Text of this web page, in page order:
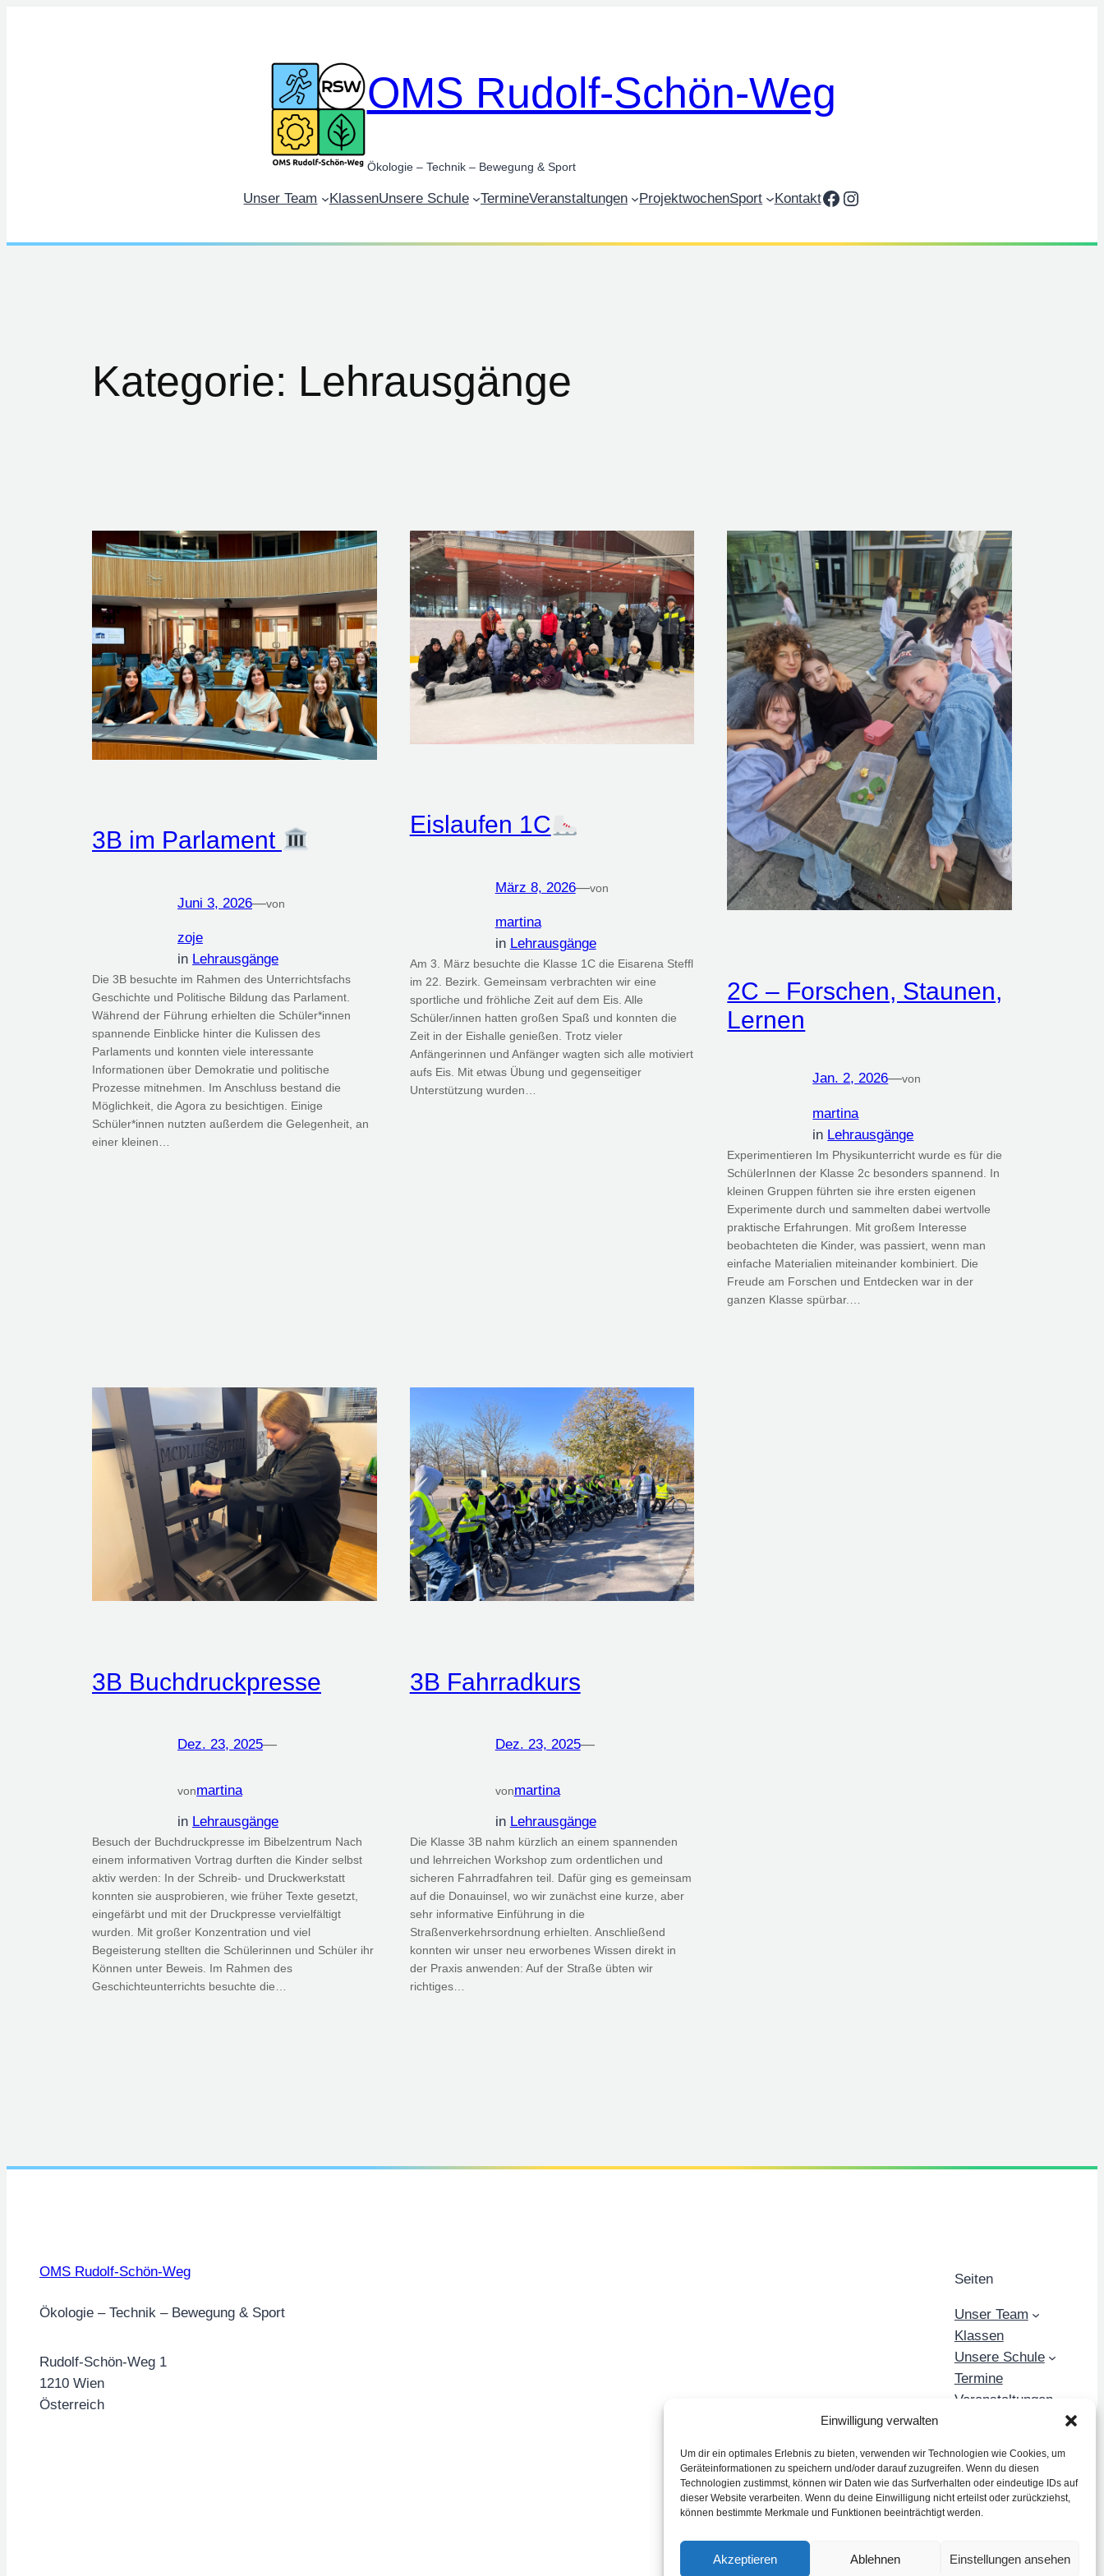
Einwilligung verwalten
Um dir ein optimales Erlebnis zu bieten, verwenden wir Technologien wie Cookies, um
Geräteinformationen zu speichern und/oder darauf zuzugreifen. Wenn du diesen
Technologien zustimmst, können wir Daten wie das Surfverhalten oder eindeutige IDs auf
dieser Website verarbeiten. Wenn du deine Einwilligung nicht erteilst oder zurückziehst,
können bestimmte Merkmale und Funktionen beeinträchtigt werden.
Akzeptieren Ablehnen Einstellungen ansehen
OMS Rudolf-Schön-Weg
Ökologie – Technik – Bewegung & Sport
Unser Team KlassenUnsere Schule TermineVeranstaltungen ProjektwochenSport KontaktFacebook
Instagram
Kategorie: Lehrausgänge
3B im Parlament
Juni 3, 2026—von
zoje
in Lehrausgänge
Die 3B besuchte im Rahmen des Unterrichtsfachs
Geschichte und Politische Bildung das Parlament.
Während der Führung erhielten die Schüler*innen
spannende Einblicke hinter die Kulissen des
Parlaments und konnten viele interessante
Informationen über Demokratie und politische
Prozesse mitnehmen. Im Anschluss bestand die
Möglichkeit, die Agora zu besichtigen. Einige
Schüler*innen nutzten außerdem die Gelegenheit, an
einer kleinen…
Eislaufen 1C
März 8, 2026—von
martina
in Lehrausgänge
Am 3. März besuchte die Klasse 1C die Eisarena Steffl
im 22. Bezirk. Gemeinsam verbrachten wir eine
sportliche und fröhliche Zeit auf dem Eis. Alle
Schüler/innen hatten großen Spaß und konnten die
Zeit in der Eishalle genießen. Trotz vieler
Anfängerinnen und Anfänger wagten sich alle motiviert
aufs Eis. Mit etwas Übung und gegenseitiger
Unterstützung wurden…
2C – Forschen, Staunen,
Lernen
Jan. 2, 2026—von
martina
in Lehrausgänge
Experimentieren Im Physikunterricht wurde es für die
SchülerInnen der Klasse 2c besonders spannend. In
kleinen Gruppen führten sie ihre ersten eigenen
Experimente durch und sammelten dabei wertvolle
praktische Erfahrungen. Mit großem Interesse
beobachteten die Kinder, was passiert, wenn man
einfache Materialien miteinander kombiniert. Die
Freude am Forschen und Entdecken war in der
ganzen Klasse spürbar.…
3B Buchdruckpresse
Dez. 23, 2025—
vonmartina
in Lehrausgänge
Besuch der Buchdruckpresse im Bibelzentrum Nach
einem informativen Vortrag durften die Kinder selbst
aktiv werden: In der Schreib- und Druckwerkstatt
konnten sie ausprobieren, wie früher Texte gesetzt,
eingefärbt und mit der Druckpresse vervielfältigt
wurden. Mit großer Konzentration und viel
Begeisterung stellten die Schülerinnen und Schüler ihr
Können unter Beweis. Im Rahmen des
Geschichteunterrichts besuchte die…
3B Fahrradkurs
Dez. 23, 2025—
vonmartina
in Lehrausgänge
Die Klasse 3B nahm kürzlich an einem spannenden
und lehrreichen Workshop zum ordentlichen und
sicheren Fahrradfahren teil. Dafür ging es gemeinsam
auf die Donauinsel, wo wir zunächst eine kurze, aber
sehr informative Einführung in die
Straßenverkehrsordnung erhielten. Anschließend
konnten wir unser neu erworbenes Wissen direkt in
der Praxis anwenden: Auf der Straße übten wir
richtiges…
OMS Rudolf-Schön-Weg
Ökologie – Technik – Bewegung & Sport
Rudolf-Schön-Weg 1
1210 Wien
Österreich
Seiten
Unser Team
Klassen
Unsere Schule
Termine
Veranstaltungen
Kontakt
Facebook
Instagram